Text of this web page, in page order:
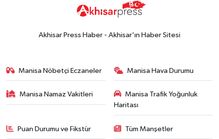
Güncel
14:53 Altın fiyatları haftaya
yükselişle başladı! İşte 3 Ağustos
Çanakkale'nin tarihini yerinde
Akhisar Press Haber - Akhisar'ın Haber Sitesi
Manisa Nöbetçi Eczaneler Manisa Hava Durumu
Manisa Namaz Vakitleri
Manisa Trafik Yoğunluk
Haritası
Puan Durumu ve Fikstür Tüm Manşetler